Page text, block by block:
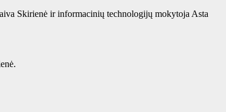
Skirienė ir informacinių technologijų mokytoja Asta